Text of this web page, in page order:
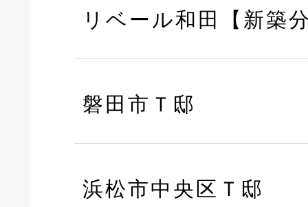
リベール和田【新築
磐田市Ｔ邸
浜松市中央区Ｔ邸